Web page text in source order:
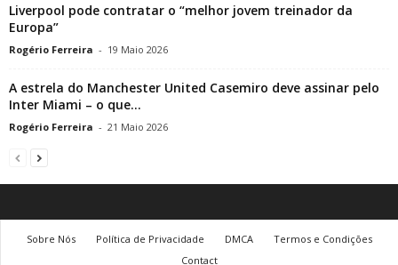
Liverpool pode contratar o “melhor jovem treinador da
Europa”
Rogério Ferreira - 19 Maio 2026
A estrela do Manchester United Casemiro deve assinar pelo
Inter Miami – o que...
Rogério Ferreira - 21 Maio 2026
Sobre Nós Política de Privacidade DMCA
Termos e Condições
Contact